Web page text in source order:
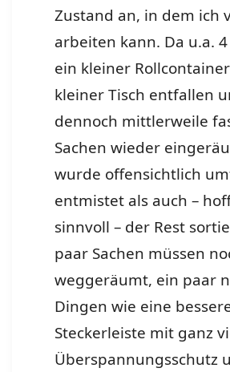
Zustand an, in dem ich
arbeiten kann. Da u.a.
ein kleiner
kleiner Tisch entfallen
dennoch mittlerweile
Sachen wieder
wurde offensichtlich
entmistet als auch –
sinnvoll – der Rest
paar Sachen müssen
weggeräumt, ein paar
Dingen wie eine
Steckerleiste mit ganz
Überspannungsschutz